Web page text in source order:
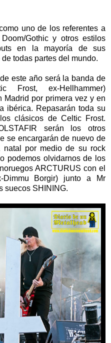
uno de los referentes a
Gothic y otros estilos
en la mayoría de sus
todas partes del mundo.
este año será la banda de
Frost, ex-Hellhammer)
Madrid por primera vez y en
ibérica. Repasarán toda su
clásicos de Celtic Frost.
serán los otros
se encargarán de nuevo de
natal por medio de su rock
podemos olvidarnos de los
ARCTURUS con el
Dimmu Borgir) junto a Mr
suecos SHINING.